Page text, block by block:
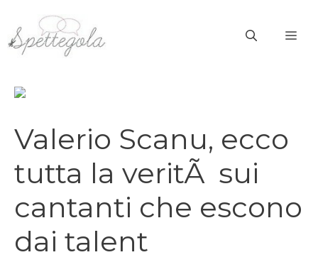
contenuto
Valerio Scanu, ecco
tutta la veritÃ sui
cantanti che escono
dai talent